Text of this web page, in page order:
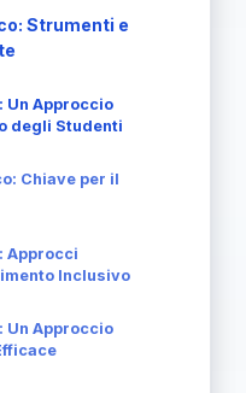
Strumenti e
Un Approccio
degli Studenti
Chiave per il
Approcci
Inclusivo
Un Approccio